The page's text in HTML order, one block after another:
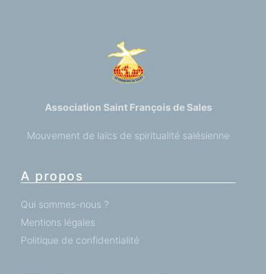
Association Saint François de Sales
Mouvement de laïcs de spiritualité salésienne
A propos
Qui sommes-nous ?
Mentions légales
Politique de confidentialité